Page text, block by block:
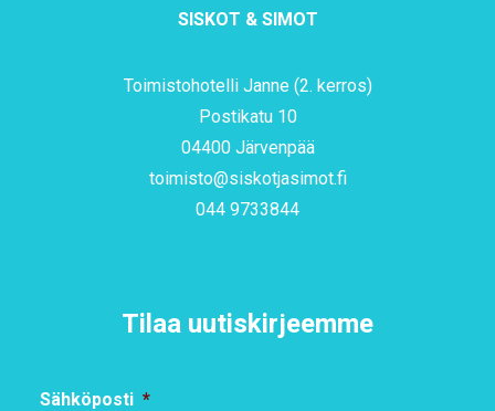
SISKOT & SIMOT
Toimistohotelli Janne (2. kerros)
Postikatu 10
04400 Järvenpää
toimisto@siskotjasimot.fi
044 9733844
Tilaa uutiskirjeemme
Sähköposti *